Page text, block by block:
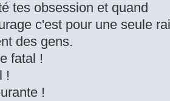
tes obsession et quand
c'est pour une seule
des gens.
fatal !
!
!